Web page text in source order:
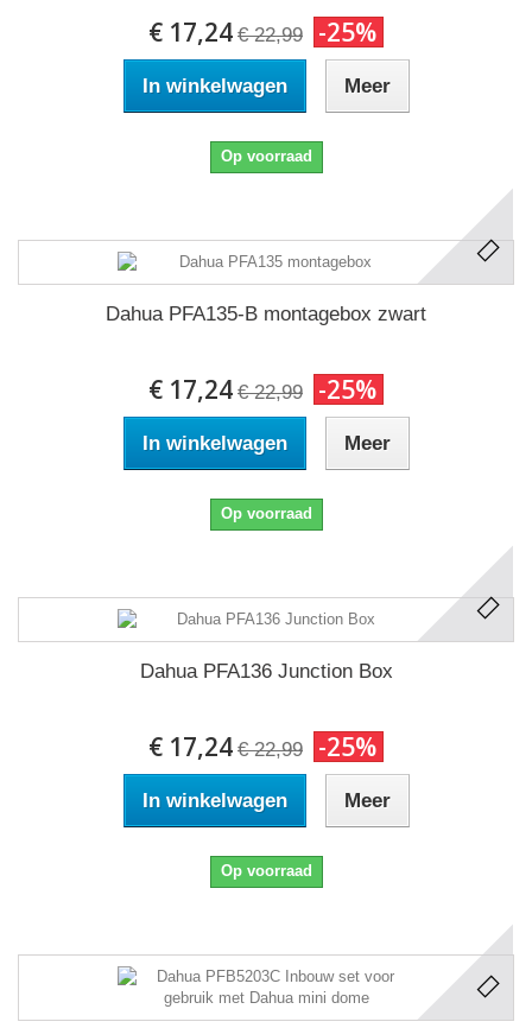
€ 17,24 € 22,99 -25%
In winkelwagen Meer
Op voorraad
Dahua PFA135-B montagebox zwart
€ 17,24 € 22,99 -25%
In winkelwagen Meer
Op voorraad
Dahua PFA136 Junction Box
€ 17,24 € 22,99 -25%
In winkelwagen Meer
Op voorraad